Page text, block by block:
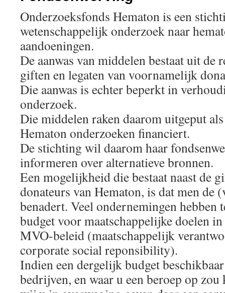
Onderzoeksfonds Hematon is een
wetenschappelijk onderzoek naar
aandoeningen.
De aanwas van middelen bestaat uit de
giften en legaten van voornamelijk
Die aanwas is echter beperkt in
onderzoek.
Die middelen raken daarom uitgeput
Hematon onderzoeken financiert.
De stichting wil daarom haar
informeren over alternatieve bronnen.
Een mogelijkheid die bestaat naast de
donateurs van Hematon, is dat men de
benadert. Veel ondernemingen hebben
budget voor maatschappelijke doelen
MVO-beleid (maatschappelijk
corporate social reponsibility).
Indien een dergelijk budget
bedrijven, en waar u een beroep op